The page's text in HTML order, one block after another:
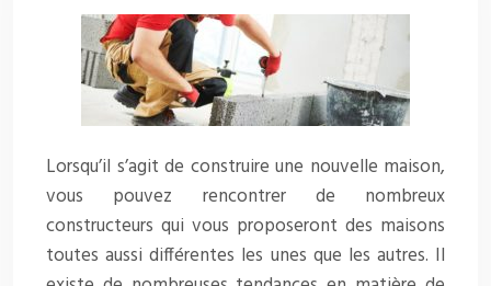
Lorsqu’il s’agit de construire une nouvelle maison,
vous pouvez rencontrer de nombreux
constructeurs qui vous proposeront des maisons
toutes aussi différentes les unes que les autres. Il